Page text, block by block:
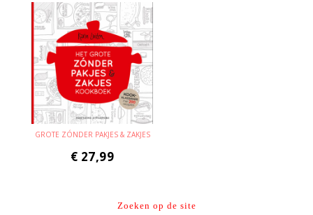
GROTE ZÓNDER PAKJES & ZAKJES
€ 27,99
Zoeken op de site